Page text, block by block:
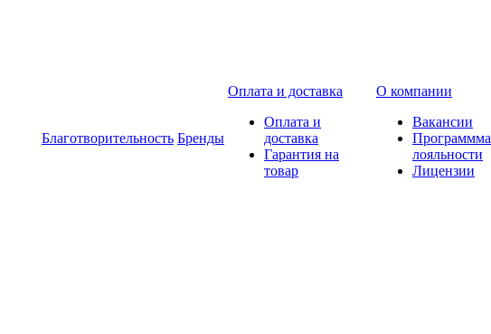
Благотворительность Бренды
Оплата и доставка
Оплата и
доставка
Гарантия на
товар
О компании
Вакансии
Программма
лояльности
Лицензии